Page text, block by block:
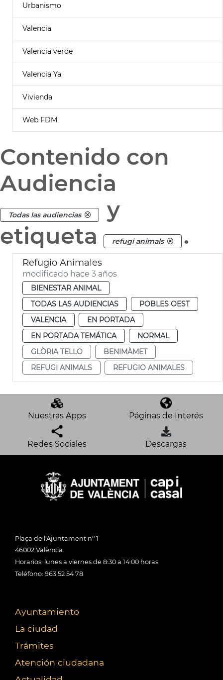
Urbanismo
Valencia
Valencia verde
Valencia Ya
Vivienda
Web FDM
Contenido con
Audiencia
Todas las audiencias
y
etiqueta
refugi animals .
Refugio Animales
modificado hace 3 años
BIENESTAR ANIMAL
TODAS LAS AUDIENCIAS
POBLES OEST
VALENCIA
EN PORTADA
EN PORTADA TEMÁTICA
NORMAL
GLÒRIA TELLO
BENIMÀMET
REFUGI ANIMALS
REFUGIO ANIMALES
Nuestras Apps Páginas de Interés
Redes Sociales Descargas
Plaça de l'Ajuntament nº 1
46002 València
Horarios: lunes a viernes de 8:30 a 14:00 horas
Teléfono: 963 52 54 78
Ayuntamiento
La ciudad
Trámites
Atención ciudadana